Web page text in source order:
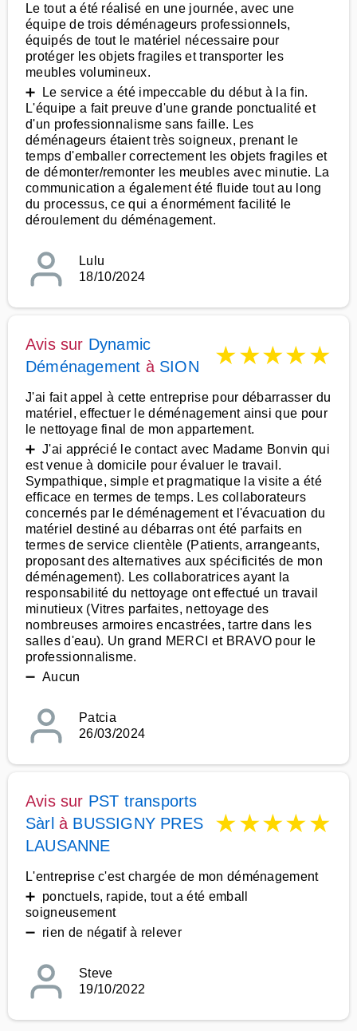
Le tout a été réalisé en une journée, avec une
équipe de trois déménageurs professionnels,
équipés de tout le matériel nécessaire pour
protéger les objets fragiles et transporter les
meubles volumineux.
➕ Le service a été impeccable du début à la fin.
L'équipe a fait preuve d'une grande ponctualité et
d'un professionnalisme sans faille. Les
déménageurs étaient très soigneux, prenant le
temps d'emballer correctement les objets fragiles et
de démonter/remonter les meubles avec minutie. La
communication a également été fluide tout au long
du processus, ce qui a énormément facilité le
déroulement du déménagement.
Lulu
18/10/2024
Avis sur Dynamic
Déménagement à SION ★★★★★
J'ai fait appel à cette entreprise pour débarrasser du
matériel, effectuer le déménagement ainsi que pour
le nettoyage final de mon appartement.
➕ J'ai apprécié le contact avec Madame Bonvin qui
est venue à domicile pour évaluer le travail.
Sympathique, simple et pragmatique la visite a été
efficace en termes de temps. Les collaborateurs
concernés par le déménagement et l'évacuation du
matériel destiné au débarras ont été parfaits en
termes de service clientèle (Patients, arrangeants,
proposant des alternatives aux spécificités de mon
déménagement). Les collaboratrices ayant la
responsabilité du nettoyage ont effectué un travail
minutieux (Vitres parfaites, nettoyage des
nombreuses armoires encastrées, tartre dans les
salles d'eau). Un grand MERCI et BRAVO pour le
professionnalisme.
➖ Aucun
Patcia
26/03/2024
Avis sur PST transports
Sàrl à BUSSIGNY PRES
LAUSANNE
★★★★★
L'entreprise c'est chargée de mon déménagement
➕ ponctuels, rapide, tout a été emball
soigneusement
➖ rien de négatif à relever
Steve
19/10/2022